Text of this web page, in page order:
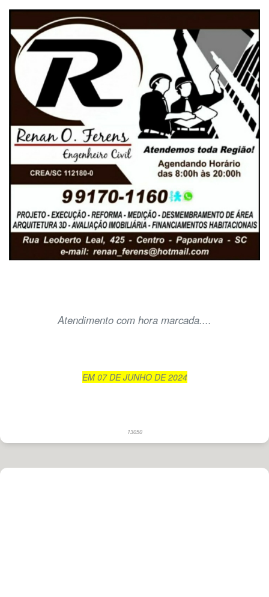
Atendimento com hora marcada....
EM 07 DE JUNHO DE 2024
13050